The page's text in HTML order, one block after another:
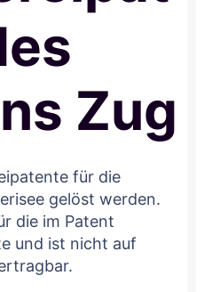
Zug
für die
gelöst werden.
die im Patent
und ist nicht auf